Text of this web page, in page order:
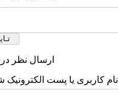
ارسال نظر
نام کاربری یا پست الکترونیک